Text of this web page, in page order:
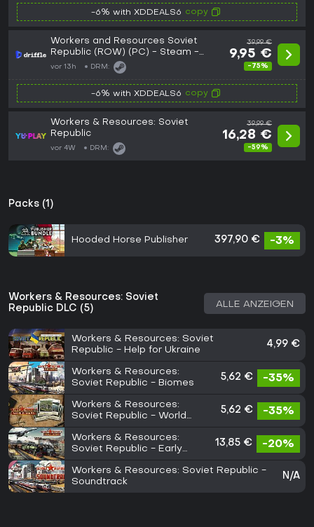
-6% with XDDEALS6 copy
Workers and Resources Soviet
Republic (ROW) (PC) - Steam -
Digital Key
vor 13h DRM:
39,99 €
9,95 €
-75%
-6% with XDDEALS6 copy
Workers & Resources: Soviet
Republic
vor 4W DRM:
39,99 €
16,28 €
-59%
Packs (1)
Hooded Horse Publisher 397,90 € -3%
Workers & Resources: Soviet
Republic DLC (5)
ALLE ANZEIGEN
Workers & Resources: Soviet
Republic - Help for Ukraine
4,99 €
Workers & Resources:
Soviet Republic - Biomes
5,62 € -35%
Workers & Resources:
Soviet Republic - World
5,62 € -35%
Workers & Resources:
Soviet Republic - Early
13,85 € -20%
Workers & Resources: Soviet Republic -
Soundtrack
N/A